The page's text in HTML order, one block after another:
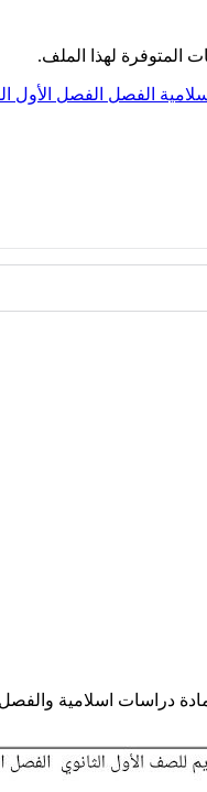
المتوفرة لهذا الملف.
الفصل الفصل الأول
دراسات اسلامية